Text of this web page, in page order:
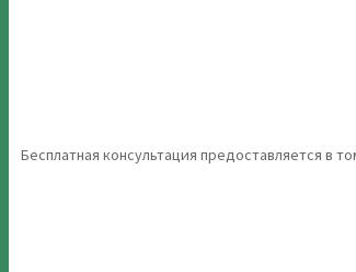
Бесплатная консультация предоставляется в